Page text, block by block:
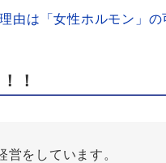
由は「女性ホルモン」の
！
営をしています。